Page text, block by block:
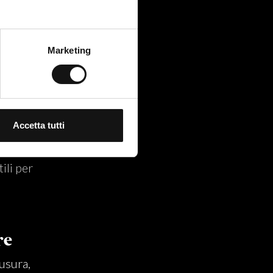
Marketing
Accetta tutti
per